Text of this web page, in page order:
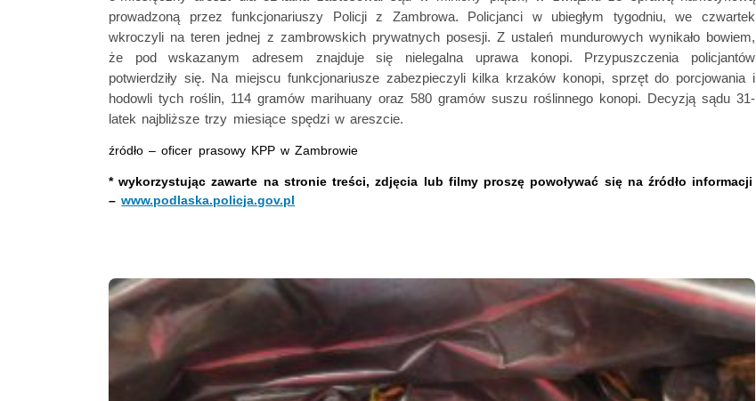
prowadzoną przez funkcjonariuszy Policji z Zambrowa. Policjanci w ubiegłym tygodniu, we czwartek
wkroczyli na teren jednej z zambrowskich prywatnych posesji. Z ustaleń mundurowych wynikało bowiem,
że pod wskazanym adresem znajduje się nielegalna uprawa konopi. Przypuszczenia policjantów
potwierdziły się. Na miejscu funkcjonariusze zabezpieczyli kilka krzaków konopi, sprzęt do porcjowania i
hodowli tych roślin, 114 gramów marihuany oraz 580 gramów suszu roślinnego konopi. Decyzją sądu 31-
latek najbliższe trzy miesiące spędzi w areszcie.
źródło – oficer prasowy KPP w Zambrowie
* wykorzystując zawarte na stronie treści, zdjęcia lub filmy proszę powoływać się na źródło informacji
–www.podlaska.policja.gov.pl